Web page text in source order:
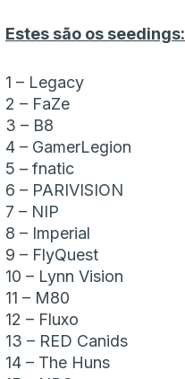
Estes são os seedings:
1 – Legacy
2 – FaZe
3 – B8
4 – GamerLegion
5 – fnatic
6 – PARIVISION
7 – NIP
8 – Imperial
9 – FlyQuest
10 – Lynn Vision
11 – M80
12 – Fluxo
13 – RED Canids
14 – The Huns